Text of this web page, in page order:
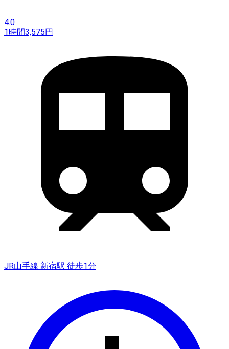
4.0
1時間3,575円
JR山手線 新宿駅 徒歩1分